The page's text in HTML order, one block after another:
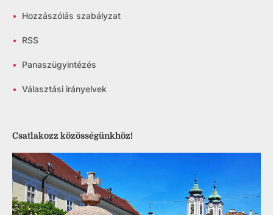
• Hozzászólás szabályzat
• RSS
• Panaszügyintézés
• Választási irányelvek
Csatlakozz közösségünkhöz!